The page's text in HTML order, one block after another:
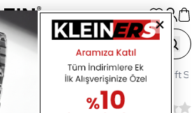
Kadın Saat DKE.1.10086.2 Gift